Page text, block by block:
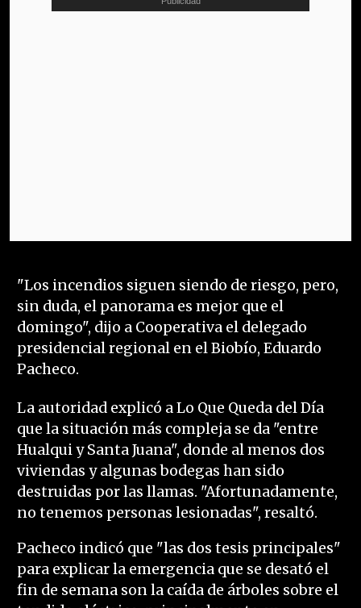
"Los incendios siguen siendo de riesgo, pero,
sin duda, el panorama es mejor que el
domingo", dijo a Cooperativa el delegado
presidencial regional en el Biobío, Eduardo
Pacheco.
La autoridad explicó a Lo Que Queda del Día
que la situación más compleja se da "entre
Hualqui y Santa Juana", donde al menos dos
viviendas y algunas bodegas han sido
destruidas por las llamas. "Afortunadamente,
no tenemos personas lesionadas", resaltó.
Pacheco indicó que "las dos tesis principales"
para explicar la emergencia que se desató el
fin de semana son la caída de árboles sobre el